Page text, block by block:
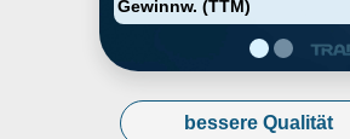
Gewinnw. (TTM)
bessere Qualität